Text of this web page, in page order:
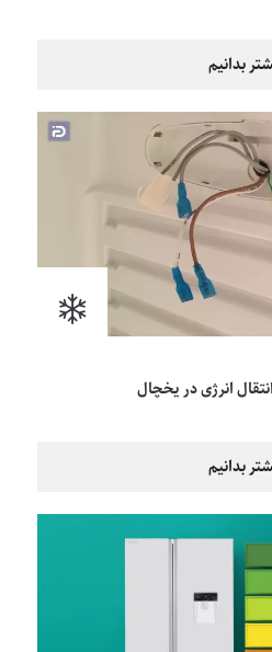
بدانیم
انرژی در یخچال
بدانیم